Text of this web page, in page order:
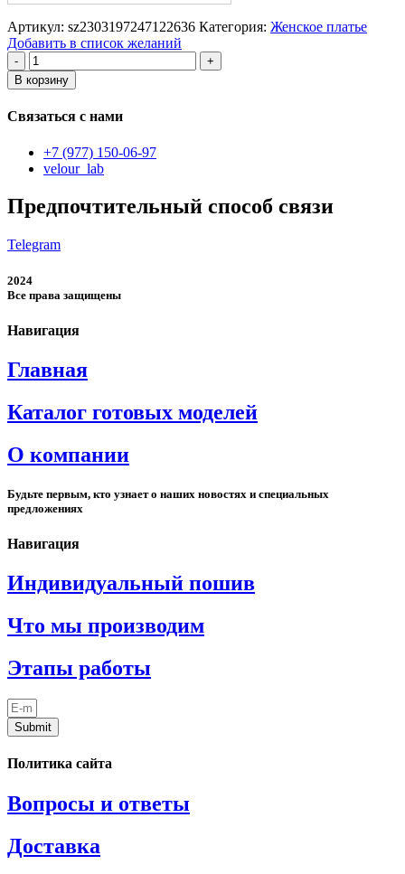
Артикул: sz2303197247122636 Категория: Женское платье
Добавить в список желаний
Количество
товара
женское
В корзину
Связаться с нами
+7 (977) 150-06-97
velour_lab
Предпочтительный способ связи
Telegram
2024
Все права защищены
Навигация
Главная
Каталог готовых моделей
О компании
Будьте первым, кто узнает о наших новостях и специальных
предложениях
Навигация
Индивидуальный пошив
Что мы производим
Этапы работы
Submit
Политика сайта
Вопросы и ответы
Доставка